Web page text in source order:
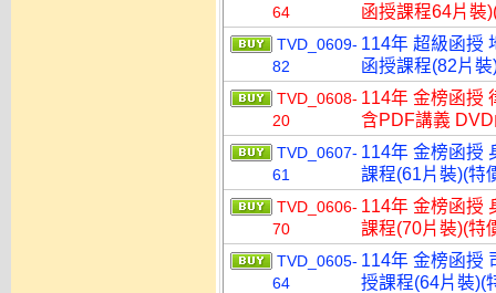
64
函授課程64片裝
TVD_0609-
82
114年 超級函授
函授課程(82片
TVD_0608-
20
114年 金榜函授
含PDF講義
TVD_0607-
61
114年 金榜函授
課程(61片裝)(特
TVD_0606-
70
114年 金榜函授
課程(70片裝)(特
TVD_0605-
64
114年 金榜函授
授課程(64片裝)(